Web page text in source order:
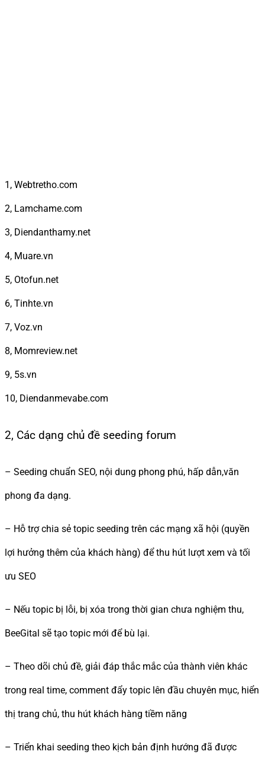
1, Webtretho.com
2, Lamchame.com
3, Diendanthamy.net
4, Muare.vn
5, Otofun.net
6, Tinhte.vn
7, Voz.vn
8, Momreview.net
9, 5s.vn
10, Diendanmevabe.com
2, Các dạng chủ đề seeding forum
– Seeding chuẩn SEO, nội dung phong phú, hấp dẫn,văn
phong đa dạng.
– Hỗ trợ chia sẻ topic seeding trên các mạng xã hội (quyền
lợi hưởng thêm của khách hàng) để thu hút lượt xem và tối
ưu SEO
– Nếu topic bị lỗi, bị xóa trong thời gian chưa nghiệm thu,
BeeGital sẽ tạo topic mới để bù lại.
– Theo dõi chủ đề, giải đáp thắc mắc của thành viên khác
trong real time, comment đẩy topic lên đầu chuyên mục, hiển
thị trang chủ, thu hút khách hàng tiềm năng
– Triển khai seeding theo kịch bản định hướng đã được